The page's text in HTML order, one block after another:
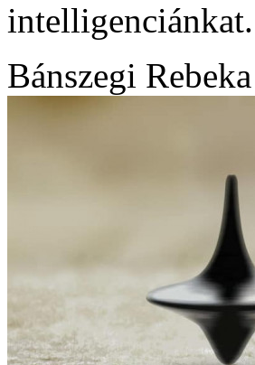
intelligenciánkat.
Bánszegi Rebeka